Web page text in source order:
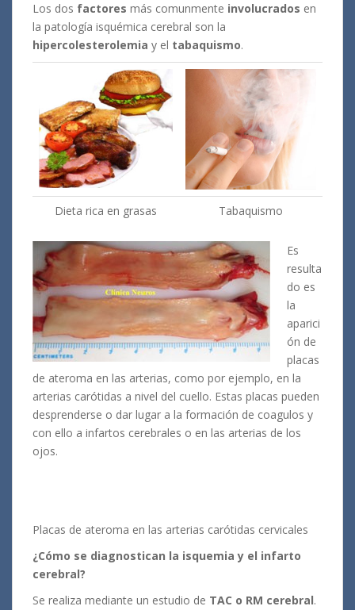
Los dos factores más comunmente involucrados en
la patología isquémica cerebral son la
hipercolesterolemia y el tabaquismo.
Dieta rica en grasas Tabaquismo
Es
resulta
do es
la
aparici
ón de
placas
de ateroma en las arterias, como por ejemplo, en la
arterias carótidas a nivel del cuello. Estas placas pueden
desprenderse o dar lugar a la formación de coagulos y
con ello a infartos cerebrales o en las arterias de los
ojos.
Placas de ateroma en las arterias carótidas cervicales
¿Cómo se diagnostican la isquemia y el infarto
cerebral?
Se realiza mediante un estudio de TAC o RM cerebral.